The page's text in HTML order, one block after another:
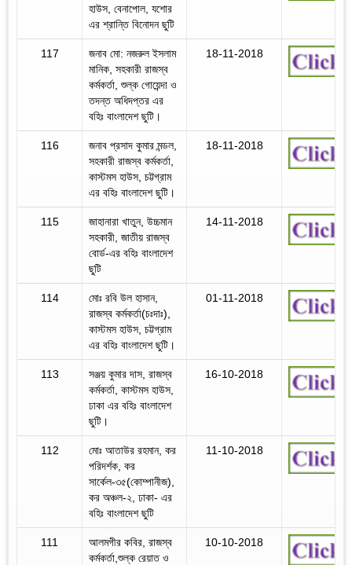
হাউস, বেনাপোল, যশোর
এর শ্রান্তি বিনোদন ছুটি
117
জনাব মো: নজরুল ইসলাম
মানিক, সহকারী রাজস্ব
কর্মকর্তা, শুল্ক গোয়েন্দা ও
তদন্ত অধিদপ্তর এর
বহিঃ বাংলাদেশ ছুটি।
18-11-2018
116
জনাব প্রসাদ কুমার মন্ডল,
সহকারী রাজস্ব কর্মকর্তা,
কাস্টমস হাউস, চট্টগ্রাম
এর বহিঃ বাংলাদেশ ছুটি।
18-11-2018
115
জাহানারা খাতুন, উচ্চমান
সহকারী, জাতীয় রাজস্ব
বোর্ড-এর বহিঃ বাংলাদেশ
ছুটি
14-11-2018
114
মোঃ রবি উল হাসান,
রাজস্ব কর্মকর্তা(চঃদাঃ),
কাস্টমস হাউস, চট্টগ্রাম
এর বহিঃ বাংলাদেশ ছুটি।
01-11-2018
113
সঞ্জয় কুমার দাস, রাজস্ব
কর্মকর্তা, কাস্টমস হাউস,
ঢাকা এর বহিঃ বাংলাদেশ
ছুটি।
16-10-2018
112
মোঃ আতাউর রহমান, কর
পরিদর্শক, কর
সার্কেল-৩৫(কোম্পানীজ),
কর অঞ্চল-২, ঢাকা- এর
বহিঃ বাংলাদেশ ছুটি
11-10-2018
111
আলমগীর কবির, রাজস্ব
কর্মকর্তা,শুল্ক রেয়াত ও
10-10-2018